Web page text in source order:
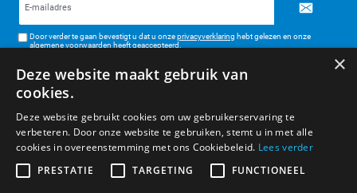
Door verder te gaan bevestigt u dat u onzeprivacyverklaring hebt gelezen en onze
algemene voorwaarden heeft geaccepteerd.
TELEFONISCH CONTACT:
ALGEMENE INFORMATIE
BETAAL- & VERZENDMETHODEN
×
Deze website maakt gebruik van
cookies.
Deze website gebruikt cookies om uw gebruikerservaring te
verbeteren. Door onze website te gebruiken, stemt u in met alle
cookies in overeenstemming met ons Cookiebeleid. Lees verder
PRESTATIE
TARGETING FUNCTIONEEL